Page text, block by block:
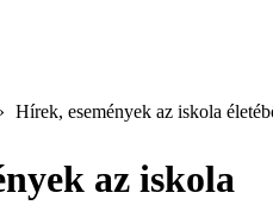
Hírek, események az iskola
az iskola